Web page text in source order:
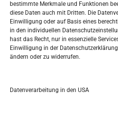
bestimmte Merkmale und Funktionen
diese Daten auch mit Dritten. Die
Einwilligung oder auf Basis eines
in den individuellen
hast das Recht, nur in essenzielle
Einwilligung in der
ändern oder zu widerrufen.
Datenverarbeitung in den USA
Tko je “Idemo u Svijet
Pretražite stranicu:
S